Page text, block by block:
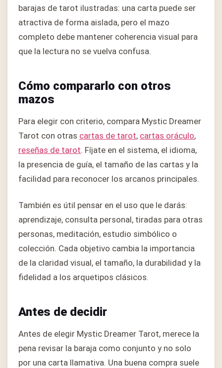
barajas de tarot ilustradas: una carta puede ser
atractiva de forma aislada, pero el mazo
completo debe mantener coherencia visual para
que la lectura no se vuelva confusa.
Cómo compararlo con otros
mazos
Para elegir con criterio, compara Mystic Dreamer
Tarot con otras cartas de tarot, cartas oráculo,
reseñas de tarot. Fíjate en el sistema, el idioma,
la presencia de guía, el tamaño de las cartas y la
facilidad para reconocer los arcanos principales.
También es útil pensar en el uso que le darás:
aprendizaje, consulta personal, tiradas para otras
personas, meditación, estudio simbólico o
colección. Cada objetivo cambia la importancia
de la claridad visual, el tamaño, la durabilidad y la
fidelidad a los arquetipos clásicos.
Antes de decidir
Antes de elegir Mystic Dreamer Tarot, merece la
pena revisar la baraja como conjunto y no solo
por una carta llamativa. Una buena compra suele